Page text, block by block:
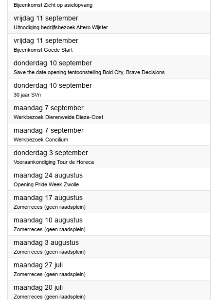
Bijeenkomst Zicht op asielopvang
vrijdag 11 september2026
Uitnodiging bedrijfsbezoek Attero Wijster
vrijdag 11 september2026
Bijeenkomst Goede Start
donderdag 10 september2026
Save the date opening tentoonstelling Bold City, Brave Decisions
donderdag 10 september2026
30 jaar SVn
maandag 7 september2026
Werkbezoek Dierenweide Dieze-Oost
maandag 7 september2026
Werkbezoek Concilium
donderdag 3 september2026
Vooraankondiging Tour de Horeca
maandag 24 augustus2026
Opening Pride Week Zwolle
maandag 17 augustus2026
Zomerreces (geen raadsplein)
maandag 10 augustus2026
Zomerreces (geen raadsplein)
maandag 3 augustus2026
Zomerreces (geen raadsplein)
maandag 27 juli2026
Zomerreces (geen raadsplein)
maandag 20 juli2026
Zomerreces (geen raadsplein)